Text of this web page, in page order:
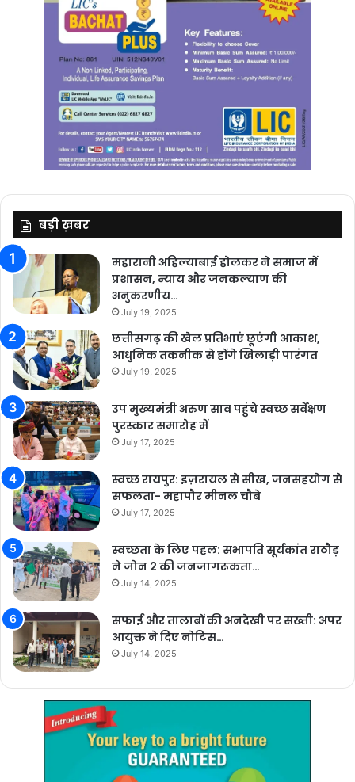
बड़ी ख़बर
महारानी अहिल्याबाई होलकर ने समाज में
प्रशासन, न्याय और जनकल्याण की
अनुकरणीय…
July 19, 2025
छत्तीसगढ़ की खेल प्रतिभाएं छूएंगी आकाश,
आधुनिक तकनीक से होंगे खिलाड़ी पारंगत
July 19, 2025
उप मुख्यमंत्री अरुण साव पहुंचे स्वच्छ सर्वेक्षण
पुरस्कार समारोह में
July 17, 2025
स्वच्छ रायपुर: इज़रायल से सीख, जनसहयोग से
सफलता- महापौर मीनल चौबे
July 17, 2025
स्वच्छता के लिए पहल: सभापति सूर्यकांत राठौड़
ने जोन 2 की जनजागरूकता…
July 14, 2025
सफाई और तालाबों की अनदेखी पर सख्ती: अपर
आयुक्त ने दिए नोटिस…
July 14, 2025